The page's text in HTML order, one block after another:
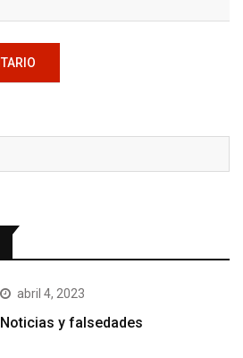
abril 4, 2023
Noticias y falsedades